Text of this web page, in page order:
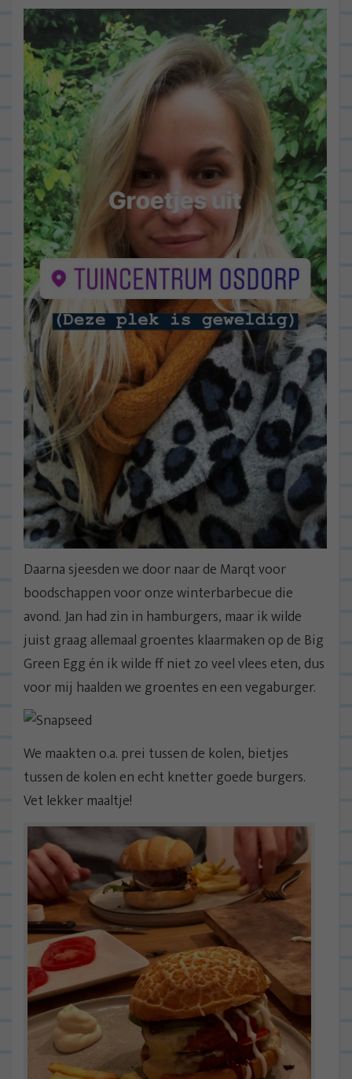
Daarna sjeesden we door naar de Marqt voor
boodschappen voor onze winterbarbecue die
avond. Jan had zin in hamburgers, maar ik wilde
juist graag allemaal groentes klaarmaken op de Big
Green Egg én ik wilde ff niet zo veel vlees eten, dus
voor mij haalden we groentes en een vegaburger.
We maakten o.a. prei tussen de kolen, bietjes
tussen de kolen en echt knetter goede burgers.
Vet lekker maaltje!